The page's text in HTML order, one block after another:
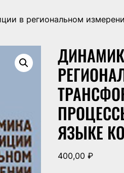
в региональном
ЯЗЫКЕ
400,00₽